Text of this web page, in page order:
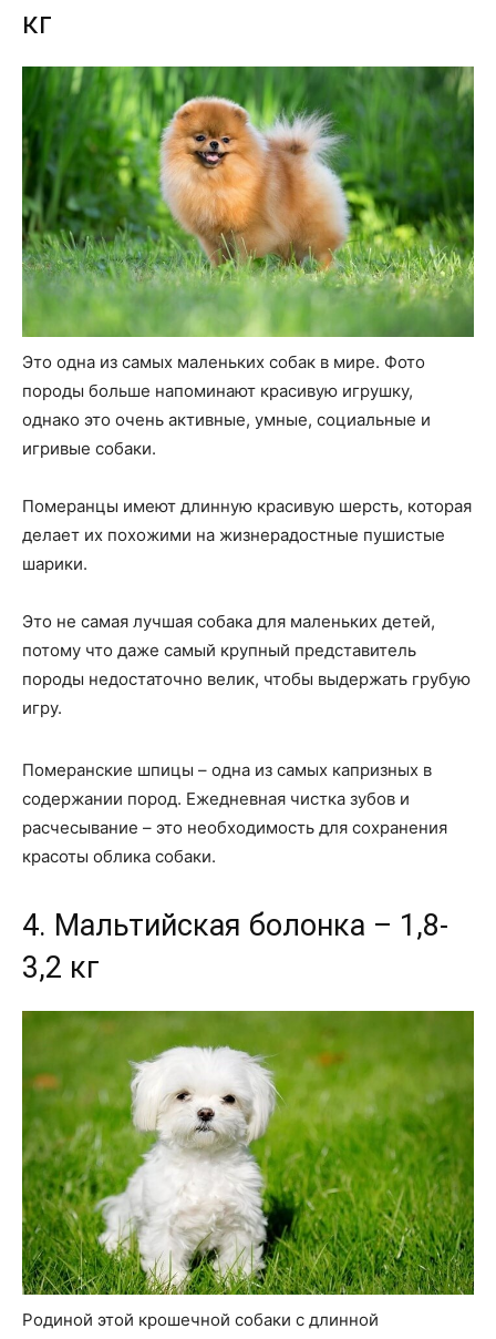
кг
Это одна из самых маленьких собак в мире. Фото
породы больше напоминают красивую игрушку,
однако это очень активные, умные, социальные и
игривые собаки.
Померанцы имеют длинную красивую шерсть, которая
делает их похожими на жизнерадостные пушистые
шарики.
Это не самая лучшая собака для маленьких детей,
потому что даже самый крупный представитель
породы недостаточно велик, чтобы выдержать грубую
игру.
Померанские шпицы – одна из самых капризных в
содержании пород. Ежедневная чистка зубов и
расчесывание – это необходимость для сохранения
красоты облика собаки.
4. Мальтийская болонка – 1,8-
3,2 кг
Родиной этой крошечной собаки с длинной